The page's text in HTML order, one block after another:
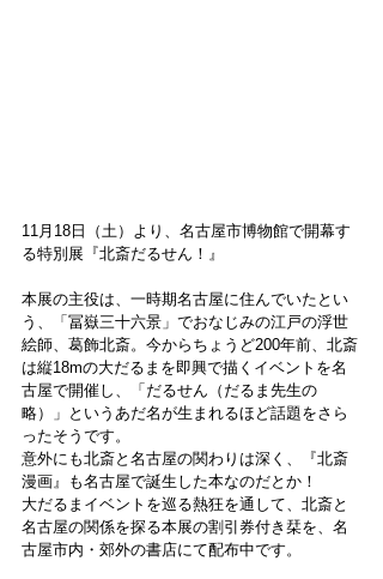
11月18日（土）より、名古屋市博物館で開幕す
る特別展『北斎だるせん！』
本展の主役は、一時期名古屋に住んでいたとい
う、「冨嶽三十六景」でおなじみの江戸の浮世
絵師、葛飾北斎。今からちょうど200年前、北斎
は縦18mの大だるまを即興で描くイベントを名
古屋で開催し、「だるせん（だるま先生の
略）」というあだ名が生まれるほど話題をさら
ったそうです。
意外にも北斎と名古屋の関わりは深く、『北斎
漫画』も名古屋で誕生した本なのだとか！
大だるまイベントを巡る熱狂を通して、北斎と
名古屋の関係を探る本展の割引券付き栞を、名
古屋市内・郊外の書店にて配布中です。